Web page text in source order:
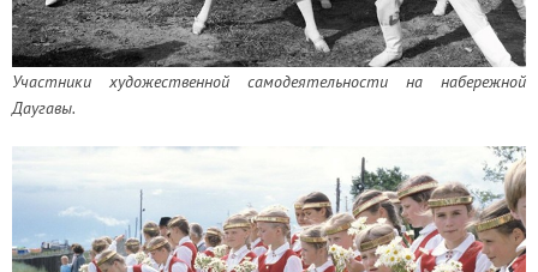
Участники художественной самодеятельности на набережной
Даугавы.